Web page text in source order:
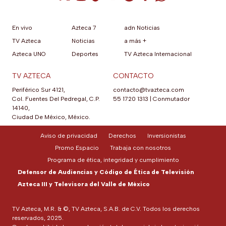
En vivo
TV Azteca
Azteca UNO
Azteca 7
Noticias
Deportes
adn Noticias
a más +
TV Azteca Internacional
TV AZTECA
Periférico Sur 4121,
Col. Fuentes Del Pedregal, C.P.
14140,
Ciudad De México, México.
CONTACTO
contacto@tvazteca.com
55 1720 1313
Conmutador
TV Azteca, M.R. & ©, TV Azteca, S.A.B. de C.V. Todos los derechos
reservados, 2025.
Aviso de privacidad Derechos
Inversionistas
Promo Espacio
Trabaja con nosotros
Programa de ética, integridad y cumplimiento
Defensor de Audiencias y Código de Ética de Televisión
Azteca III y Televisora del Valle de México